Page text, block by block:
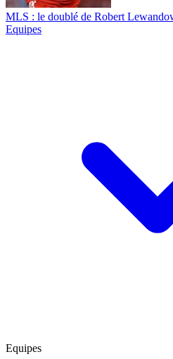
MLS : le doublé de Robert
Equipes
Equipes